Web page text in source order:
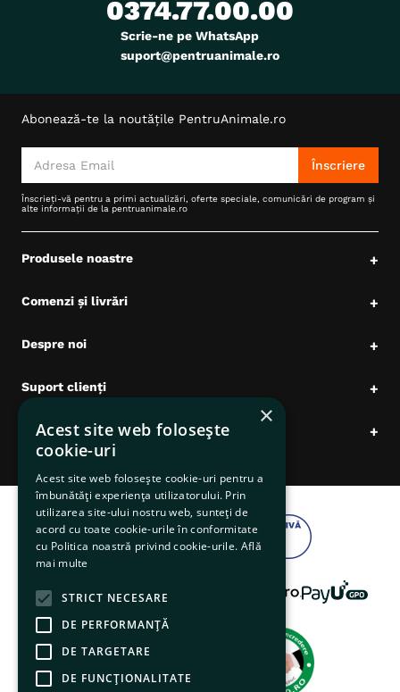
0374.77.00.00
Scrie-ne pe WhatsApp
suport@pentruanimale.ro
Abonează-te la noutățile PentruAnimale.ro
Înscriere
Înscrieți-vă pentru a primi actualizări, oferte speciale, comunicări de program și
alte informații de la pentruanimale.ro
Produsele noastre +
Comenzi și livrări +
Despre noi +
Suport clienți +
Date comerciale +
×
Acest site web folosește
cookie-uri
Acest site web folosește cookie-uri pentru a
îmbunătăți experiența utilizatorului. Prin
utilizarea site-ului nostru web, sunteți de
acord cu toate cookie-urile în conformitate
cu Politica noastră privind cookie-urile. Află
mai multe
STRICT NECESARE
DE PERFORMANȚĂ
DE TARGETARE
DE FUNCŢIONALITATE